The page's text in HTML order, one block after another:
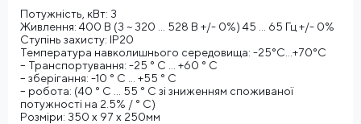
Потужність, кВт: 3
Живлення: 400 В (3 ~ 320 … 528 В +/- 0%) 45 … 65 Гц +/- 0%
Ступінь захисту: IP20
Температура навколишнього середовища: -25°C…+70°C
– Транспортування: -25 ° C … +60 ° C
– зберігання: -10 ° C … +55 ° C
– робота: (40 ° C … 55 ° C зі зниженням споживаної
потужності на 2.5% / ° C)
Розміри: 350 х 97 х 250мм